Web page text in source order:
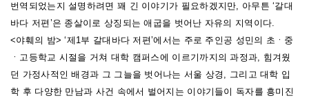
번역되었는지 설명하려면 꽤 긴 이야기가 필요하겠지만, 아무튼 ‘갈대
바다 저편’은 종살이로 상징되는 애굽을 벗어난 자유의 지역이다.
<야훼의 밤> ‘제1부 갈대바다 저편’에서는 주로 주인공 성민의 초ㆍ중
ㆍ고등학교 시절을 거쳐 대학 캠퍼스에 이르기까지의 과정과, 힘겨웠
던 가정사적인 배경과 그 그늘을 벗어나는 서울 상경, 그리고 대학 입
학 후 다양한 만남과 사건 속에서 벌어지는 이야기들이 독자를 흥미진